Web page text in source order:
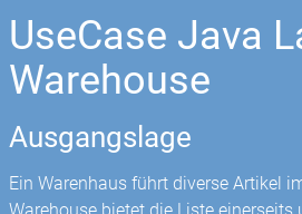
UseCase Java
Warehouse
Ausgangslage
Ein Warenhaus führt diverse Artikel